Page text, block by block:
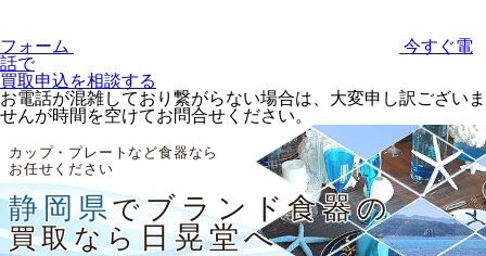
フォーム
今すぐ電
話で
買取申込を相談する
お電話が混雑しており繋がらない場合は、大変申し訳ございま
せんが時間を空けてお問合せください。
カップ・プレートなど食器なら
お任せください
静岡県 でブランド食器の
買取なら日晃堂へ